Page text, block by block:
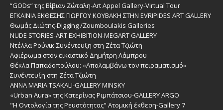
“GODs” της Βίβιαν Ζώταλη-Art Appel Gallery-Virtual Tour
ΕΓΚΑΙΝΙΑ ΕΚΘΕΣΗΣ ΓΙΩΡΓΟΥ ΚΟΥΒΑΚΗ ΣΤΗΝ EVRIPIDES ART GALLERY
Θωμάς Διώτης-Digging /Zoumboulakis Galleries
NUDE STORIES-ΑRT EXHIBITION-MEGART GALLERY
Ντέλλα Ρούνικ-Συνέντευξη στη Ζέτα Τζιώτη
Αφιέρωμα στον εικαστικό Δημήτρη Λάμπρου
Θέκλα Παπαδοπούλου: «Απολαμβάνω τον πειραματισμό»
Συνέντευξη στη Ζέτα Τζιώτη
ANNA MARIA TSAKALI-GALLERY MINSKY
«Urban Aura» της Κατερίνας Ριμπάτσιου-GALLERY ARGO
"Η Οντολογία της Ρευστότητας" Ατομική έκθεση-Gallery 7